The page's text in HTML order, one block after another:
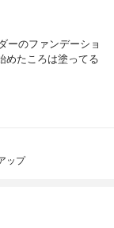
ーのファンデーショ
めたころは塗ってる
ップ